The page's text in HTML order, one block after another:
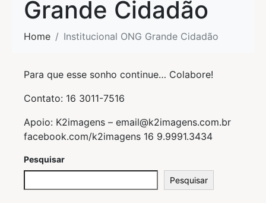
Grande Cidadão
Home Institucional ONG Grande Cidadão
Para que esse sonho continue… Colabore!
Contato: 16 3011-7516
Apoio: K2imagens – email@k2imagens.com.br
facebook.com/k2imagens 16 9.9991.3434
Pesquisar
Pesquisar